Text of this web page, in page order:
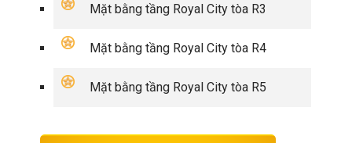
Mặt bằng tầng Royal City tòa R3
Mặt bằng tầng Royal City tòa R4
Mặt bằng tầng Royal City tòa R5